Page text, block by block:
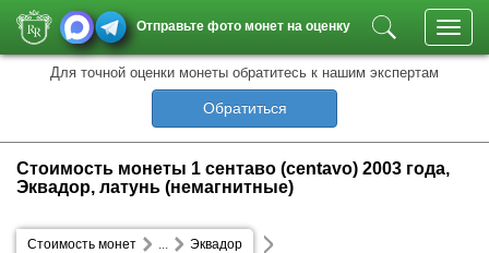
Отправьте фото монет на оценку
Для точной оценки монеты обратитесь к нашим экспертам
Обратиться
Стоимость монеты 1 сентаво (centavo) 2003 года,
Эквадор, латунь (немагнитные)
Стоимость монет Эквадор
...